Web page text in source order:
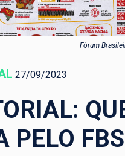
Fórum
27/09/2023
PELO